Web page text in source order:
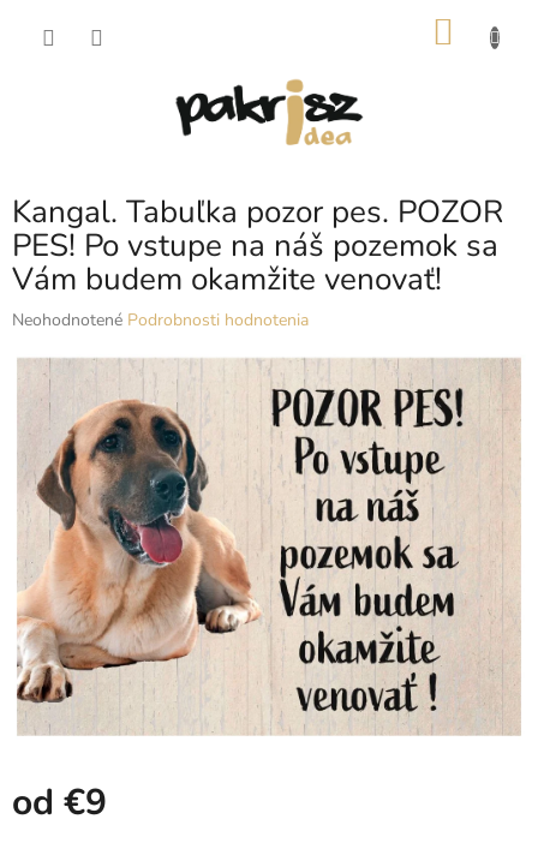
Kangal. Tabuľka pozor pes. POZOR
PES! Po vstupe na náš pozemok sa
Vám budem okamžite venovať!
Priemerné
produktu
hviezdičiek.
Neohodnotené Podrobnosti hodnotenia
od €9